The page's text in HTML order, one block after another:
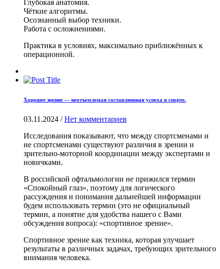
Глубокая анатомия.
Чёткие алгоритмы.
Осознанный выбор техники.
Работа с осложнениями.
Практика в условиях, максимально приближённых к
операционной.
Хорошее зрение — неотъемлемая составляющая успеха в спорте.
03.11.2024 / Нет комментариев
Исследования показывают, что между спортсменами и
не спортсменами существуют различия в зрении и
зрительно-моторной координации между экспертами и
новичками.
В российской офтальмологии не прижился термин
«Спокойный глаз», поэтому для логического
рассуждения и понимания дальнейшей информации
будем использовать термин (это не официальный
термин, а понятие для удобства нашего с Вами
обсуждения вопроса): «спортивное зрение».
Спортивное зрение как техника, которая улучшает
результаты в различных задачах, требующих зрительного
внимания человека.